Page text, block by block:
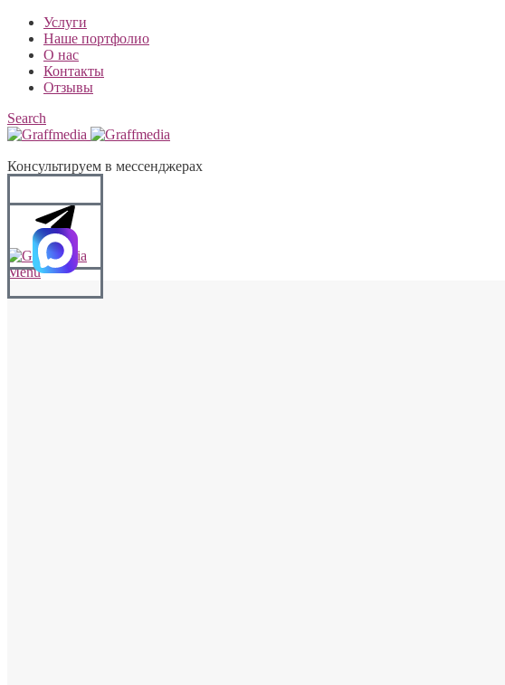
Услуги
Наше портфолио
О нас
Контакты
Отзывы
Search
Консультируем в мессенджерах
Menu